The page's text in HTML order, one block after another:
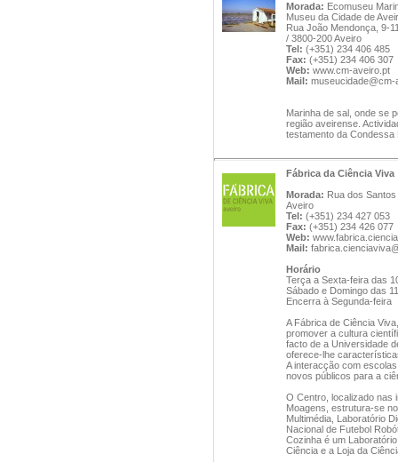
Morada: Ecomuseu
Museu da Cidade de
Rua João Mendonça, 9-
/ 3800-200 Aveiro
Tel: (+351) 234 406 485
Fax: (+351) 234 406 307
Web: www.cm-aveiro.pt
Mail: museucidade@cm-
Marinha de sal, onde se
região aveirense.
testamento da Condessa
Fábrica da Ciência Viva
Morada: Rua dos
Aveiro
Tel: (+351) 234 427 053
Fax: (+351) 234 426 077
Web:
Mail:
Horário
Terça a Sexta-feira das
Sábado e Domingo das
Encerra à Segunda-feira
A Fábrica de Ciência
promover a cultura
facto de a Universidade
oferece-lhe
A interacção com
novos públicos para a
O Centro, localizado nas
Moagens, estrutura-se
Multimédia, Laboratório
Nacional de Futebol
Cozinha é um
Ciência e a Loja da